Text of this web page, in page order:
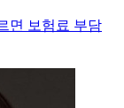
면 보험료 부담